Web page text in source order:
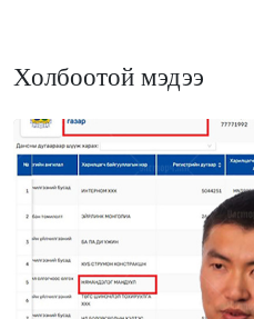
Холбоотой мэдээ